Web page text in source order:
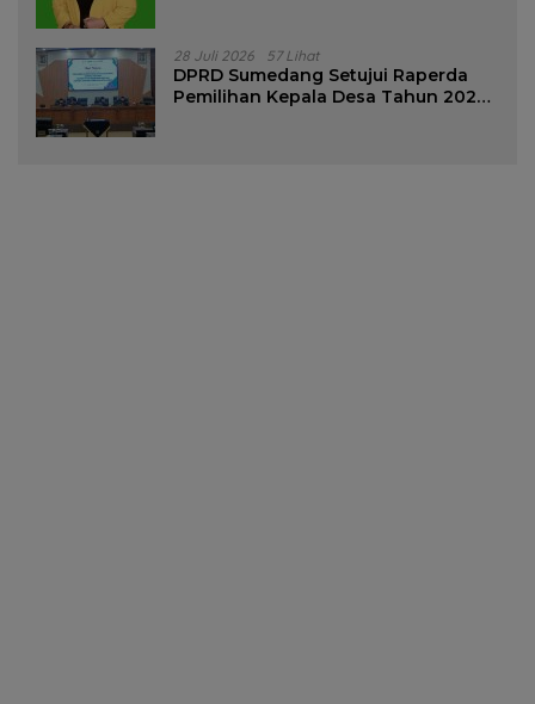
28 Juli 2026 57 Lihat
DPRD Sumedang Setujui Raperda
Pemilihan Kepala Desa Tahun 2026